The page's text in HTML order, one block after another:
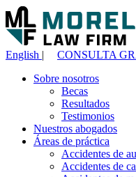
English | CONSULTA
Sobre nosotros
Becas
Resultados
Testimonios
Nuestros abogados
Áreas de práctica
Accidentes de
Accidentes de